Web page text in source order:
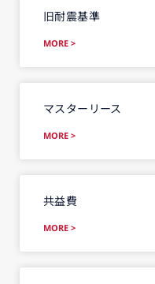
旧耐震基準
MORE >
マスターリース
MORE >
共益費
MORE >